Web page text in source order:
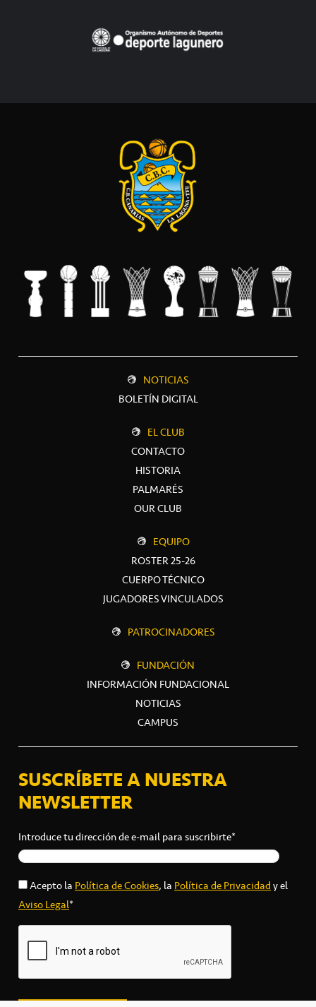
NOTICIAS
BOLETÍN DIGITAL
EL CLUB
CONTACTO
HISTORIA
PALMARÉS
OUR CLUB
EQUIPO
ROSTER 25-26
CUERPO TÉCNICO
JUGADORES VINCULADOS
PATROCINADORES
FUNDACIÓN
INFORMACIÓN FUNDACIONAL
NOTICIAS
CAMPUS
SUSCRÍBETE A NUESTRA
NEWSLETTER
Introduce tu dirección de e-mail para suscribirte*
Acepto laPolítica de Cookies, laPolítica de Privacidady el
Aviso Legal*